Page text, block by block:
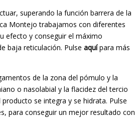
superando la función barrera de la
Montejo trabajamos con diferentes
efecto y conseguir el máximo
baja reticulación. Pulse aquípara más
de la zona del pómulo y la
o nasolabial y la flacidez del tercio
se integra y se hidrata. Pulse
para conseguir un mejor resultado con